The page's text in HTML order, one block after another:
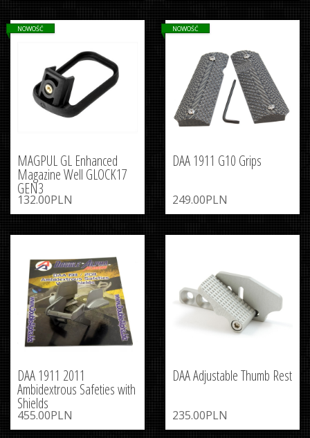
MAGPUL GL Enhanced
Magazine Well GLOCK17
GEN3
132.00PLN
NOWOŚĆ
DAA 1911 G10 Grips
249.00PLN
NOWOŚĆ
DAA 1911 2011
Ambidextrous Safeties with
Shields
455.00PLN
DAA Adjustable Thumb Rest
235.00PLN